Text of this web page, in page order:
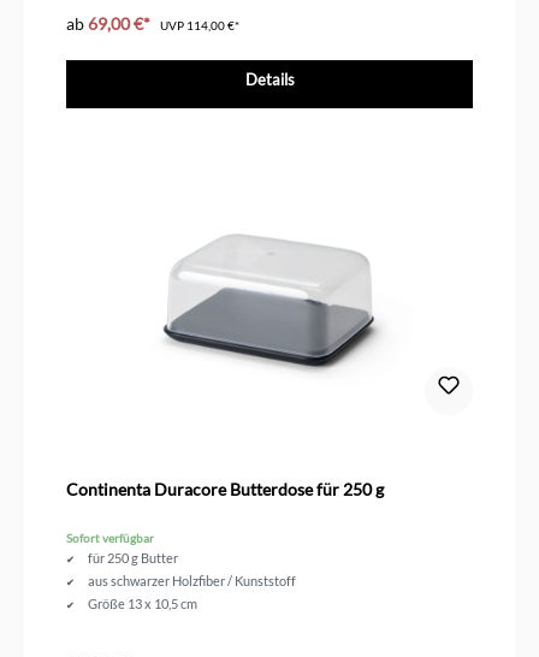
ab69,00 €* UVP 114,00 €*
Details
Continenta Duracore Butterdose für 250 g
Sofort verfügbar
für 250 g Butter
aus schwarzer Holzfiber / Kunststoff
Größe 13 x 10,5 cm